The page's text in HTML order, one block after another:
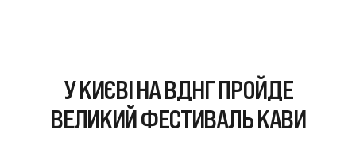
У КИЄВІ НА ВДНГ ПРОЙДЕ
ВЕЛИКИЙ ФЕСТИВАЛЬ КАВИ